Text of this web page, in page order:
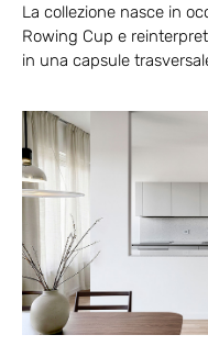
La collezione nasce in
Rowing Cup e
in una capsule